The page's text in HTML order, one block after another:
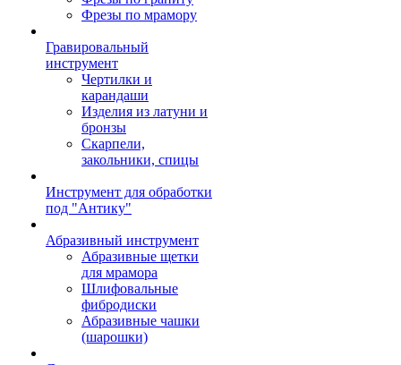
Фрезы по мрамору
Гравировальный
инструмент
Чертилки и
карандаши
Изделия из латуни и
бронзы
Скарпели,
закольники, спицы
Инструмент для обработки
под "Антику"
Абразивный инструмент
Абразивные щетки
для мрамора
Шлифовальные
фибродиски
Абразивные чашки
(шарошки)